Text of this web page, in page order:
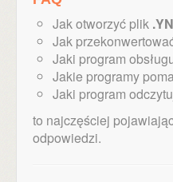
Jak otworzyć plik
Jak
Jaki program
Jakie programy
Jaki program
to najczęściej
odpowiedzi.